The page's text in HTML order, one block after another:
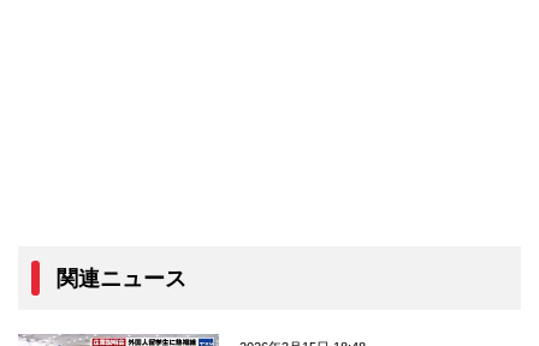
関連ニュース